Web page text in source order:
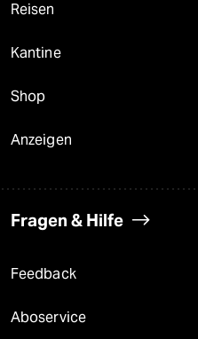
Reisen
Kantine
Shop
Anzeigen
Fragen & Hilfe
Feedback
Aboservice